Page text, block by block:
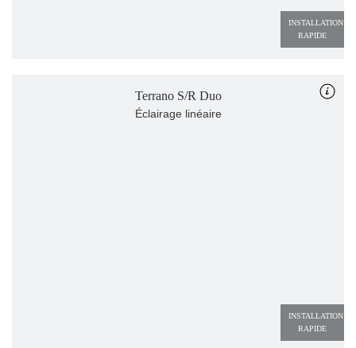
INSTALLATION
RAPIDE
INSTALLATION
RAPIDE
Terrano S/R Duo
Éclairage linéaire